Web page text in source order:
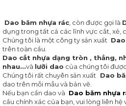
GIẤY
DAO
NGÀNH
VẢI
DAO
CẮT
NYLON
Dao băm nhựa rác , còn được gọi là
dụng trong tất cả các lĩnh vực cắt, xẻ,
Chúng tôi là một công ty sản xuất
trên toàn cầu.
Dao cắt nhựa dạng tròn , thẳng,
nhau...và lưỡi dao của chúng tôi
Chúng tôi rất chuyên sản xuất Dao
dao trên mỗi mẫu và bản vẽ.
Nếu bạn cần dao và Dao băm nhựa
cầu chính xác của bạn, vui lòng liên